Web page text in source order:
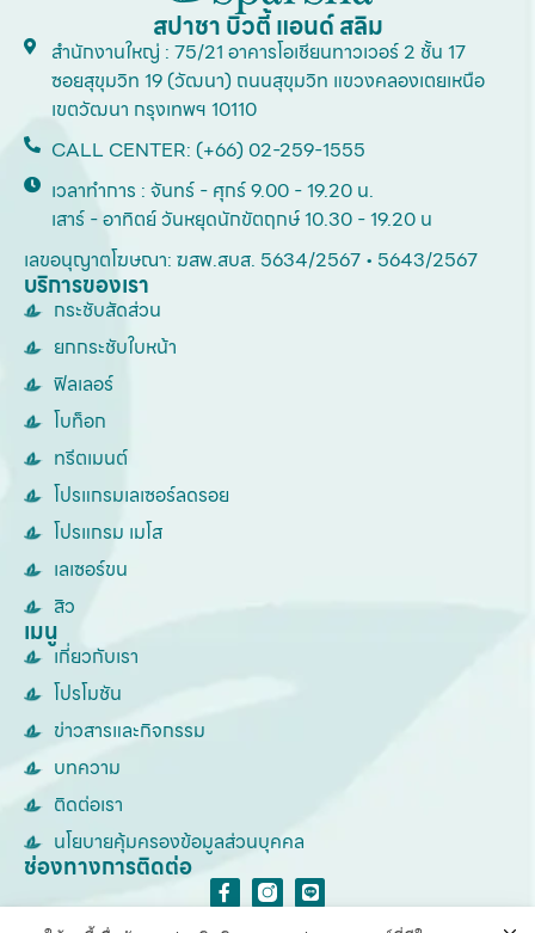
สปาชา บิวตี้ แอนด์ สลิม
สำนักงานใหญ่ : 75/21 อาคารโอเชียนทาวเวอร์ 2 ชั้น 17
ซอยสุขุมวิท 19 (วัฒนา) ถนนสุขุมวิท แขวงคลองเตยเหนือ
เขตวัฒนา กรุงเทพฯ 10110
CALL CENTER: (+66) 02-259-1555
เวลาทำการ : จันทร์ - ศุกร์ 9.00 - 19.20 น.
เสาร์ - อาทิตย์ วันหยุดนักขัตฤกษ์ 10.30 - 19.20 น
เลขอนุญาตโฆษณา: ฆสพ.สบส. 5634/2567 • 5643/2567
บริการของเรา
กระชับสัดส่วน
ยกกระชับใบหน้า
ฟิลเลอร์
โบท็อก
ทรีตเมนต์
โปรแกรมเลเซอร์ลดรอย
โปรแกรม เมโส
เลเซอร์ขน
สิว
เมนู
เกี่ยวกับเรา
โปรโมชัน
ข่าวสารและกิจกรรม
บทความ
ติดต่อเรา
นโยบายคุ้มครองข้อมูลส่วนบุคคล
ช่องทางการติดต่อ